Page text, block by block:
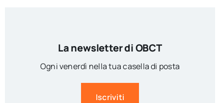
La newsletter di OBCT
Ogni venerdì nella tua casella di posta
Iscriviti